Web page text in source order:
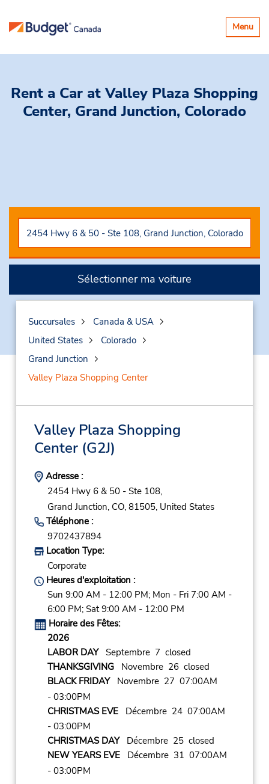
Basculer
la
Menu
Rent a Car at Valley Plaza Shopping
Center, Grand Junction, Colorado
Sélectionner ma voiture
Succursales
Canada & USA
United States
Colorado
Grand Junction
Valley Plaza Shopping Center
Valley Plaza Shopping
Center(G2J)
Adresse :
2454 Hwy 6 & 50 - Ste 108,
Grand Junction, CO, 81505, United States
Téléphone :
9702437894
Location Type:
Corporate
Heures d'exploitation :
Sun 9:00 AM - 12:00 PM; Mon - Fri 7:00 AM -
6:00 PM; Sat 9:00 AM - 12:00 PM
Horaire des Fêtes:
2026
LABOR DAYSeptembre 7 closed
THANKSGIVINGNovembre 26 closed
BLACK FRIDAYNovembre 27 07:00AM
- 03:00PM
CHRISTMAS EVEDécembre 24 07:00AM
- 03:00PM
CHRISTMAS DAYDécembre 25 closed
NEW YEARS EVEDécembre 31 07:00AM
- 03:00PM